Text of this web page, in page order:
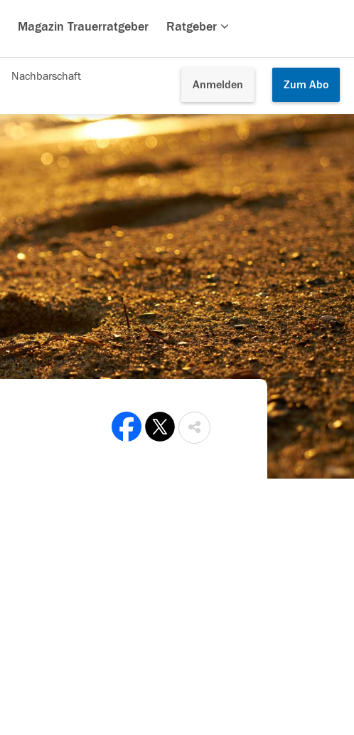
Magazin Trauerratgeber Ratgeber
Anmelden Zum Abo
Nachbarschaft